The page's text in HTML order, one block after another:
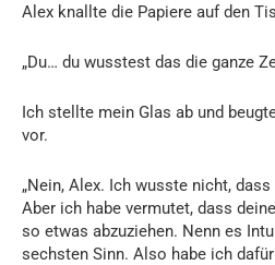
Alex knallte die Papiere auf den
„Du… du wusstest das die ganze
Ich stellte mein Glas ab und
vor.
„Nein, Alex. Ich wusste nicht,
Aber ich habe vermutet, dass
so etwas abzuziehen. Nenn es
sechsten Sinn. Also habe ich